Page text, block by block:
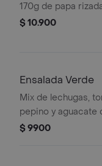
170g de papa
$ 10.900
Ensalada Verde
Mix de lechugas,
pepino y aguacate
casa.
$ 9900